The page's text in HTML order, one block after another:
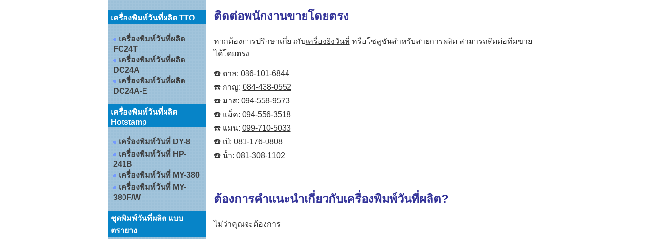
เครื่องพิมพ์วันที่ผลิต TTO
เครื่องพิมพ์วันที่ผลิต
FC24T
เครื่องพิมพ์วันที่ผลิต
DC24A
เครื่องพิมพ์วันที่ผลิต
DC24A-E
เครื่องพิมพ์วันที่ผลิต
Hotstamp
เครื่องพิมพ์วันที่ DY-8
เครื่องพิมพ์วันที่ HP-
241B
เครื่องพิมพ์วันที่ MY-380
เครื่องพิมพ์วันที่ MY-
380F/W
ชุดพิมพ์วันที่ผลิต แบบ
ตรายาง
ติดต่อพนักงานขายโดยตรง
หากต้องการปรึกษาเกี่ยวกับเครื่องยิงวันที่ หรือโซลูชันสำหรับสายการผลิต สามารถติดต่อทีมขาย
ได้โดยตรง
☎️ ตาล: 086-101-6844
☎️ กาญ: 084-438-0552
☎️ มาส: 094-558-9573
☎️ แม็ค: 094-556-3518
☎️ แมน: 099-710-5033
☎️ เป้: 081-176-0808
☎️ น้ำ: 081-308-1102
ต้องการคำแนะนำเกี่ยวกับเครื่องพิมพ์วันที่ผลิต?
ไม่ว่าคุณจะต้องการ